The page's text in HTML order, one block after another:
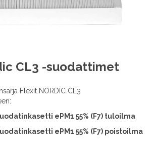
CL3 -suodattimet
Flexit NORDIC CL3
ePM1 55% (F7) tuloilma
ePM1 55% (F7) poistoilma